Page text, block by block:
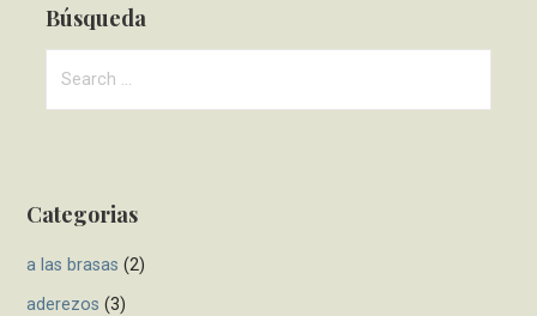
g
Búsqueda
h
o
r
Categorias
a las brasas (2)
aderezos (3)